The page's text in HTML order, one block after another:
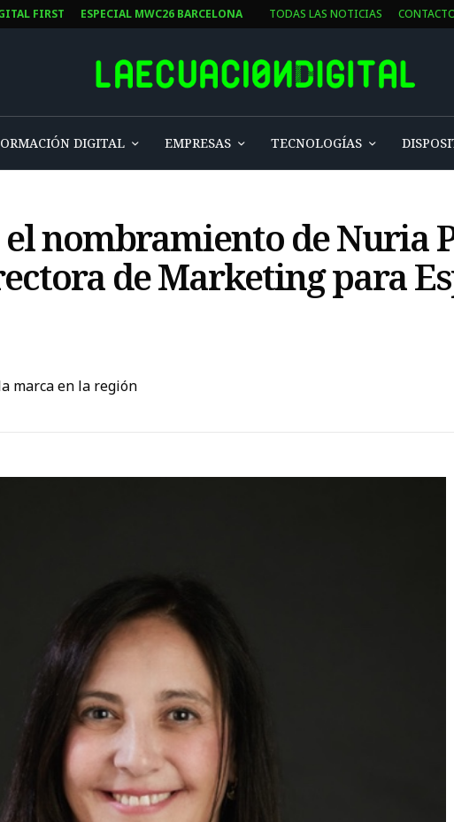
FIRST ESPECIAL MWC26 BARCELONA TODAS LAS NOTICIAS
DIGITAL EMPRESAS TECNOLOGÍAS
nombramiento de Nuria
de Marketing para
marca en la región